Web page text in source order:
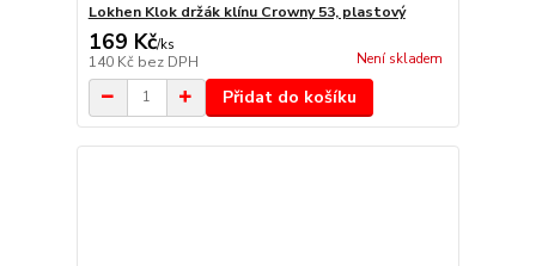
Lokhen Klok držák klínu Crowny 53, plastový
169 Kč/ks
140 Kč bez DPH Není skladem
Přidat do košíku